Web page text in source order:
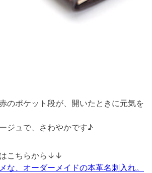
のポケット段が、開いたときに元気を
ジュで、さわやかです♪
こちらから↓↓
な、オーダーメイドの本革名刺入れ。